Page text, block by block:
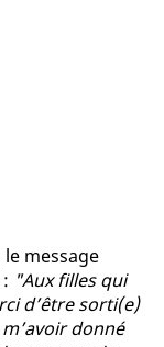
le message
"Aux filles qui
d’être sorti(e)
donné